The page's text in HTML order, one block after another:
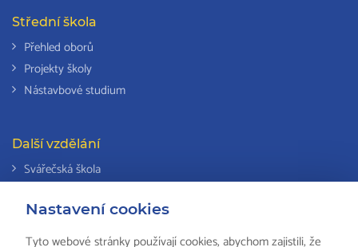
Nastavení cookies
Tyto webové stránky používají cookies, abychom zajistili, že
Střední škola
Přehled oborů
Projekty školy
Nástavbové studium
Další vzdělání
Svářečská škola
Národní soustava kvalifikací